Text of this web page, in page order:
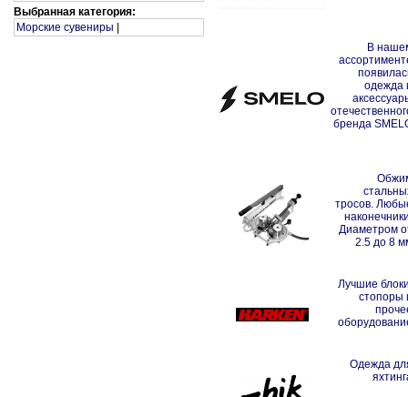
Выбранная категория:
Морские сувениры
В
одежда
бренда
тросов.
Диаметром
2.5 до 8
Лучшие
стопоры
Одежда